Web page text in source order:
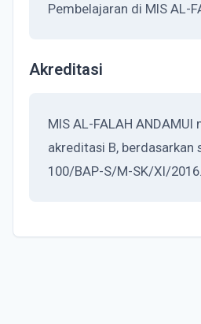
Pembelajaran di MIS AL-
Akreditasi
MIS AL-FALAH ANDAMUI
akreditasi B, berdasarkan
100/BAP-S/M-SK/XI/2016.